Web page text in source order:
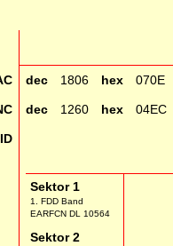
dec 1806 hex 070E
dec 1260 hex 04EC
Sektor 1
1. FDD Band
EARFCN DL 10564
Sektor 2